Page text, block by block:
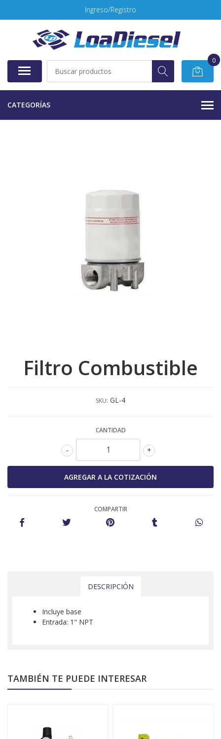
Ingreso/Registro
0
CATEGORÍAS
Filtro Combustible
SKU: GL-4
CANTIDAD
+
-
COMPARTIR
DESCRIPCIÓN
Incluye base
Entrada: 1" NPT
TAMBIÉN TE PUEDE INTERESAR